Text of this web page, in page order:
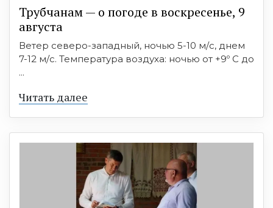
Трубчанам — о погоде в воскресенье, 9
августа
Ветер северо-западный, ночью 5-10 м/с, днем
7-12 м/с. Температура воздуха: ночью от +9º C до
...
Читать далее